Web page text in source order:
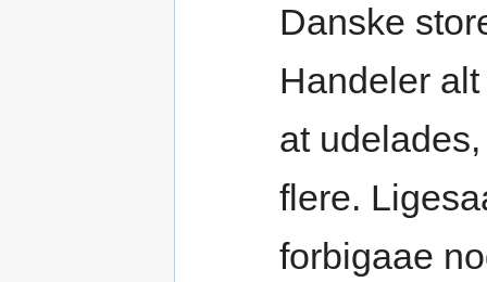
Danske
Handeler
at
flere.
forbigaae